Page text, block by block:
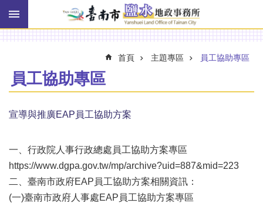
跳到主要內容區塊
搜
進
階
訊
報
機
關
簡
首頁 主題專區 員工協助專區
員工協助專區
宣導與推廣EAP員工協助方案
一、行政院人事行政總處員工協助方案專區
https://www.dgpa.gov.tw/mp/archive?uid=887&mid=223
二、臺南市政府EAP員工協助方案相關資訊：
(一)臺南市政府人事處EAP員工協助方案專區